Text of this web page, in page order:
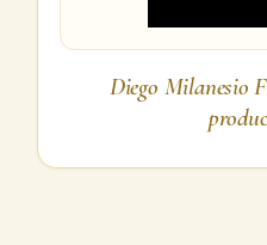
Diego Milanesio